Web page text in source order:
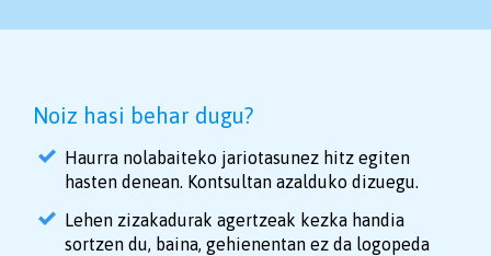
Noiz hasi behar dugu?
Haurra nolabaiteko jariotasunez hitz egiten
hasten denean. Kontsultan azalduko dizuegu.
Lehen zizakadurak agertzeak kezka handia
sortzen du, baina, gehienentan ez da logopeda